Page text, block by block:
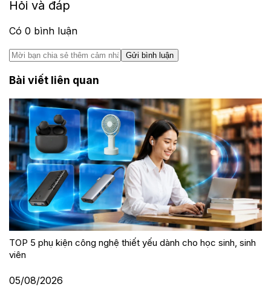
Hỏi và đáp
Có 0 bình luận
Gửi bình luận
Bài viết liên quan
TOP 5 phụ kiện công nghệ thiết yếu dành cho học sinh, sinh
viên
05/08/2026